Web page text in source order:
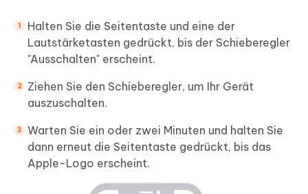
Halten Sie die Seitentaste und eine der
Lautstärketasten gedrückt, bis der Schieberegler
"Ausschalten" erscheint.
Ziehen Sie den Schieberegler, um Ihr Gerät
auszuschalten.
Warten Sie ein oder zwei Minuten und halten Sie
dann erneut die Seitentaste gedrückt, bis das
Apple-Logo erscheint.